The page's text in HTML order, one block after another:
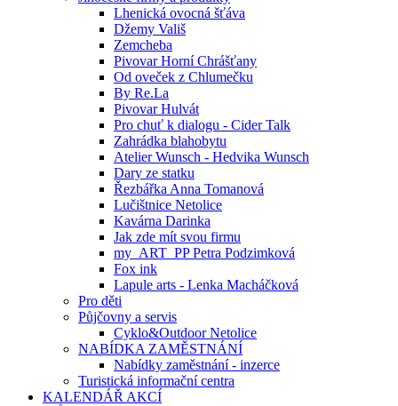
Lhenická ovocná šťáva
Džemy Vališ
Zemcheba
Pivovar Horní Chrášťany
Od oveček z Chlumečku
By Re.La
Pivovar Hulvát
Pro chuť k dialogu - Cider Talk
Zahrádka blahobytu
Atelier Wunsch - Hedvika Wunsch
Dary ze statku
Řezbářka Anna Tomanová
Lučištnice Netolice
Kavárna Darinka
Jak zde mít svou firmu
my_ART_PP Petra Podzimková
Fox ink
Lapule arts - Lenka Macháčková
Pro děti
Půjčovny a servis
Cyklo&Outdoor Netolice
NABÍDKA ZAMĚSTNÁNÍ
Nabídky zaměstnání - inzerce
Turistická informační centra
KALENDÁŘ AKCÍ